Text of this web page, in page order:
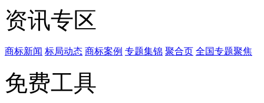
资讯专区
商标新闻 标局动态 商标案例 专题集锦 聚合页 全国专题聚焦
免费工具